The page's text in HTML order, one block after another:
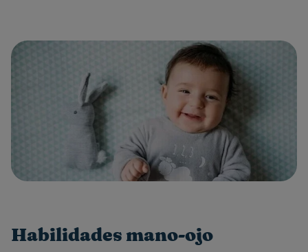
Habilidades mano-ojo